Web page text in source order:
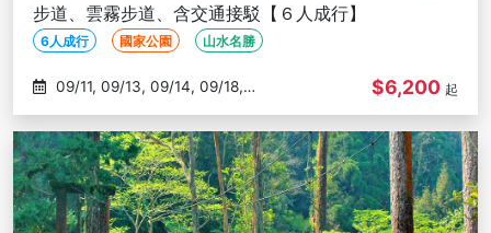
步道、雲霧步道、含交通接駁【６人成行】
6人成行 國家公園 山水名勝
09/20
$6,200 起